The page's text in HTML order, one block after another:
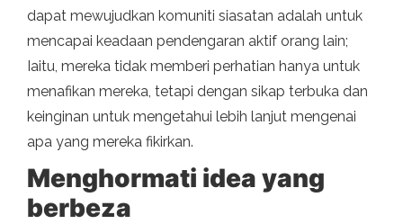
dapat mewujudkan komuniti siasatan adalah untuk
mencapai keadaan pendengaran aktif orang lain;
Iaitu, mereka tidak memberi perhatian hanya untuk
menafikan mereka, tetapi dengan sikap terbuka dan
keinginan untuk mengetahui lebih lanjut mengenai
apa yang mereka fikirkan.
Menghormati idea yang
berbeza